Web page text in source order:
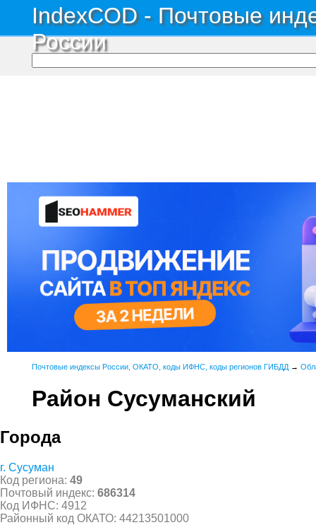
IndexCOD - Почтовые
России
Почтовые индексы России, ОКАТО, коды ИФНС, коды регионов ГИБДД →
Район Сусуманский
Города
г. Сусуман
Код региона: 49
Почтовый индекс: 686314
Код ИФНС: 4912
Районный код ОКАТО: 44213501000